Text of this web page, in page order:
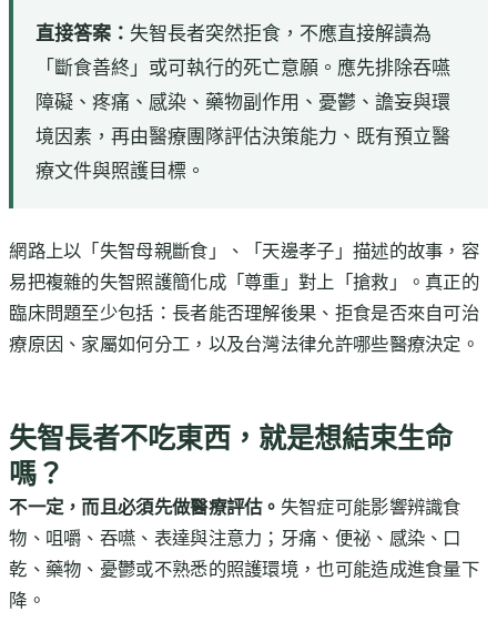
直接答案： 失智長者突然拒食，不應直接解讀為
「斷食善終」或可執行的死亡意願。應先排除吞嚥
障礙、疼痛、感染、藥物副作用、憂鬱、譫妄與環
境因素，再由醫療團隊評估決策能力、既有預立醫
療文件與照護目標。
網路上以「失智母親斷食」、「天邊孝子」描述的故事，容
易把複雜的失智照護簡化成「尊重」對上「搶救」。真正的
臨床問題至少包括：長者能否理解後果、拒食是否來自可治
療原因、家屬如何分工，以及台灣法律允許哪些醫療決定。
失智長者不吃東西，就是想結束生命
嗎？
不一定，而且必須先做醫療評估。 失智症可能影響辨識食
物、咀嚼、吞嚥、表達與注意力；牙痛、便祕、感染、口
乾、藥物、憂鬱或不熟悉的照護環境，也可能造成進食量下
降。